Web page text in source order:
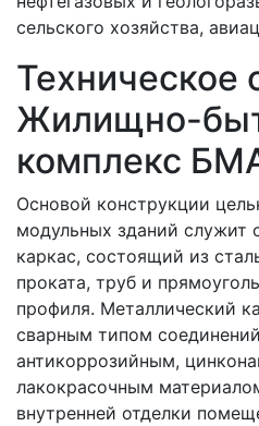
сельского хозяйства,
Техническое
Жилищно-
комплекс
Основой конструкции
модульных зданий служит
каркас, состоящий из
проката, труб и
профиля. Металлический
сварным типом
антикоррозийным,
лакокрасочным
внутренней отделки